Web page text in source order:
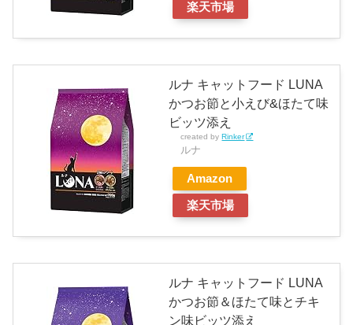
楽天市場
ルナ キャットフード LUNA
かつお節と小えび&ほたて味
ビッツ添え
created byRinker
ルナ
Amazon
楽天市場
ルナ キャットフード LUNA
かつお節＆ほたて味とチキ
ン味ビッツ添え